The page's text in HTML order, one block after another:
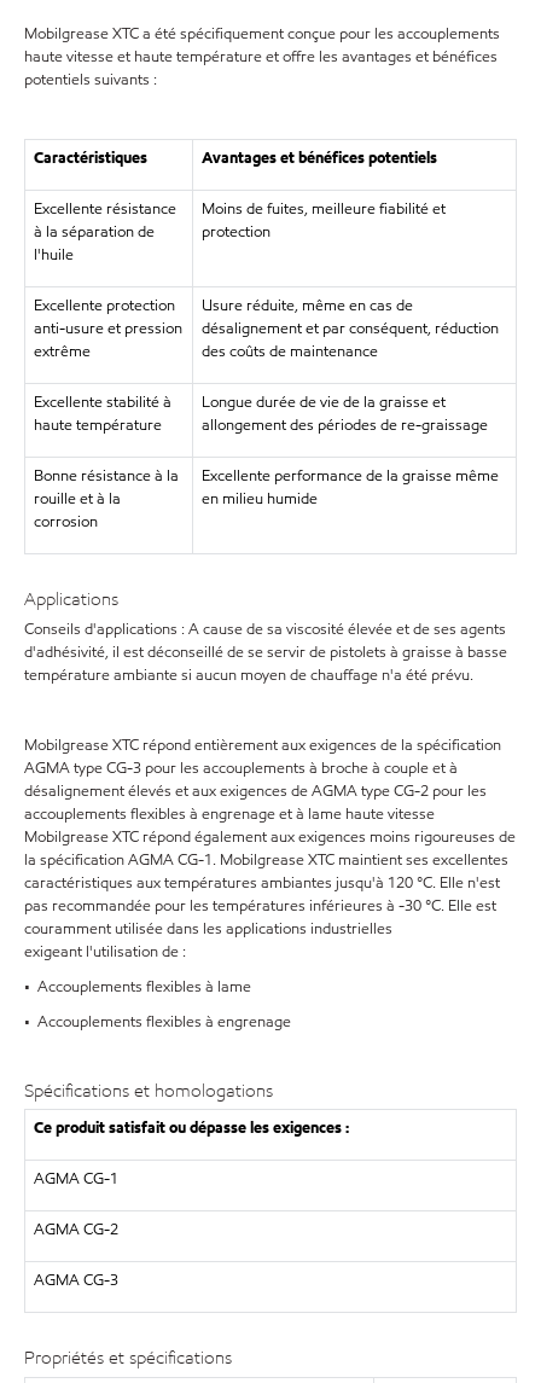
Mobilgrease XTC a été spécifiquement conçue pour les accouplements
haute vitesse et haute température et offre les avantages et bénéfices
potentiels suivants :
Caractéristiques Avantages et bénéfices potentiels
Excellente résistance
à la séparation de
l'huile
Moins de fuites, meilleure fiabilité et
protection
Excellente protection
anti-usure et pression
extrême
Usure réduite, même en cas de
désalignement et par conséquent, réduction
des coûts de maintenance
Excellente stabilité à
haute température
Longue durée de vie de la graisse et
allongement des périodes de re-graissage
Bonne résistance à la
rouille et à la
corrosion
Excellente performance de la graisse même
en milieu humide
Applications
Conseils d'applications : A cause de sa viscosité élevée et de ses agents
d'adhésivité, il est déconseillé de se servir de pistolets à graisse à basse
température ambiante si aucun moyen de chauffage n'a été prévu.
Mobilgrease XTC répond entièrement aux exigences de la spécification
AGMA type CG-3 pour les accouplements à broche à couple et à
désalignement élevés et aux exigences de AGMA type CG-2 pour les
accouplements flexibles à engrenage et à lame haute vitesse
Mobilgrease XTC répond également aux exigences moins rigoureuses de
la spécification AGMA CG-1. Mobilgrease XTC maintient ses excellentes
caractéristiques aux températures ambiantes jusqu'à 120 °C. Elle n'est
pas recommandée pour les températures inférieures à -30 °C. Elle est
couramment utilisée dans les applications industrielles
exigeant l'utilisation de :
• Accouplements flexibles à lame
• Accouplements flexibles à engrenage
Spécifications et homologations
Ce produit satisfait ou dépasse les exigences :
AGMA CG-1
AGMA CG-2
AGMA CG-3
Propriétés et spécifications